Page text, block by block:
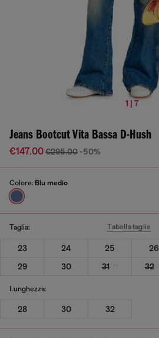
1 | 7
Jeans Bootcut Vita Bassa D-Hush
€147.00€295.00 -50%
Colore: Blu medio
Taglia: Tabella taglie
23 24 25 26
29
30 31 32
Lunghezza:
28 30 32